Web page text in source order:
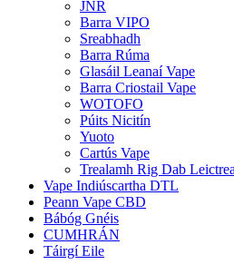
JNR
Barra VIPO
Sreabhadh
Barra Rúma
Glasáil Leanaí Vape
Barra Criostail Vape
WOTOFO
Púits Nicitín
Yuoto
Cartús Vape
Trealamh Rig Dab
Vape Indiúscartha DTL
Peann Vape CBD
Bábóg Gnéis
CUMHRÁN
Táirgí Eile